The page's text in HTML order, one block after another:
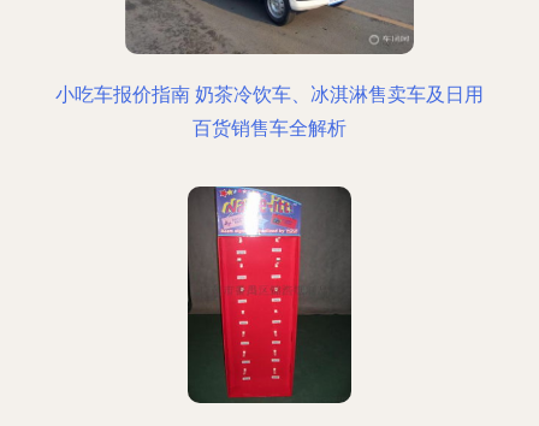
小吃车报价指南 奶茶冷饮车、冰淇淋售卖车及日用
百货销售车全解析